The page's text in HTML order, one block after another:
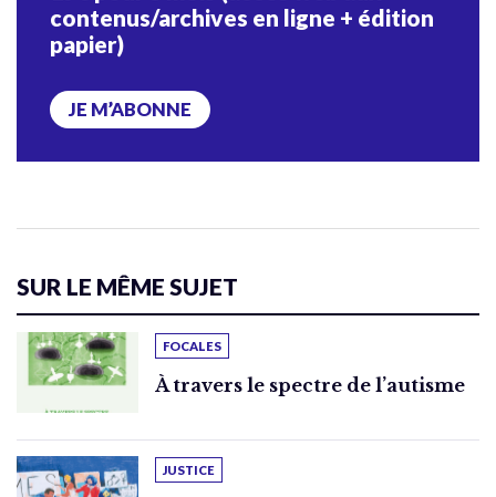
contenus/archives en ligne + édition
papier)
JE M’ABONNE
SUR LE MÊME SUJET
FOCALES
À travers le spectre de l’autisme
JUSTICE